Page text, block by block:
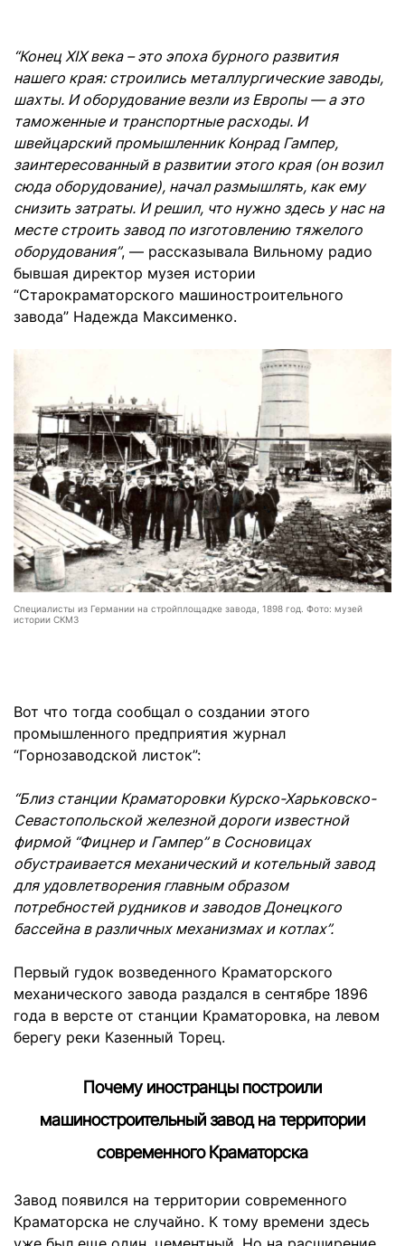
“Конец XIX века – это эпоха бурного развития
нашего края: строились металлургические заводы,
шахты. И оборудование везли из Европы — а это
таможенные и транспортные расходы. И
швейцарский промышленник Конрад Гампер,
заинтересованный в развитии этого края (он возил
сюда оборудование), начал размышлять, как ему
снизить затраты. И решил, что нужно здесь у нас на
месте строить завод по изготовлению тяжелого
оборудования”, — рассказывала Вильному радио
бывшая директор музея истории
“Старокраматорского машиностроительного
завода” Надежда Максименко.
Специалисты из Германии на стройплощадке завода, 1898 год. Фото: музей
истории СКМЗ
Вот что тогда сообщал о создании этого
промышленного предприятия журнал
“Горнозаводской листок”:
“Близ станции Краматоровки Курско-Харьковско-
Севастопольской железной дороги известной
фирмой “Фицнер и Гампер” в Сосновицах
обустраивается механический и котельный завод
для удовлетворения главным образом
потребностей рудников и заводов Донецкого
бассейна в различных механизмах и котлах”.
Первый гудок возведенного Краматорского
механического завода раздался в сентябре 1896
года в версте от станции Краматоровка, на левом
берегу реки Казенный Торец.
Почему иностранцы построили
машиностроительный завод на территории
современного Краматорска
Завод появился на территории современного
Краматорска не случайно. К тому времени здесь